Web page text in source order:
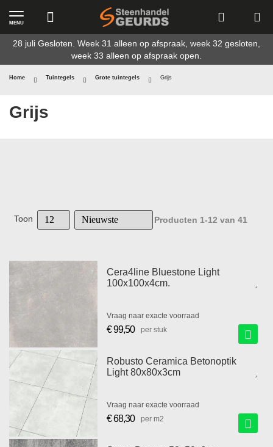
Ga
de
inhoud
28 juli Gesloten. Week 31 alleen op afspraak, week 32 gesloten,
week 33 alleen op afspraak open.
MENU
Home Tuintegels Grote tuintegels Grijs
Grijs
Toon Producten 1-12 van 41
Cera4line Bluestone Light
100x100x4cm.
Vraag naar exacte voorraad
€ 99,50 per stuk
Robusto Ceramica Betonoptik
Light 80x80x3cm
Vraag naar exacte voorraad
€ 68,30 per m2